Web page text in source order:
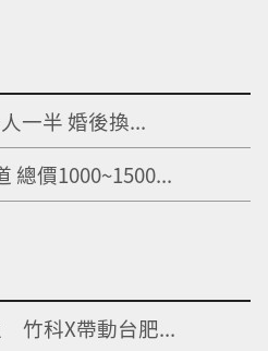
一半 婚後換...
總價1000~1500...
竹科X帶動台肥...